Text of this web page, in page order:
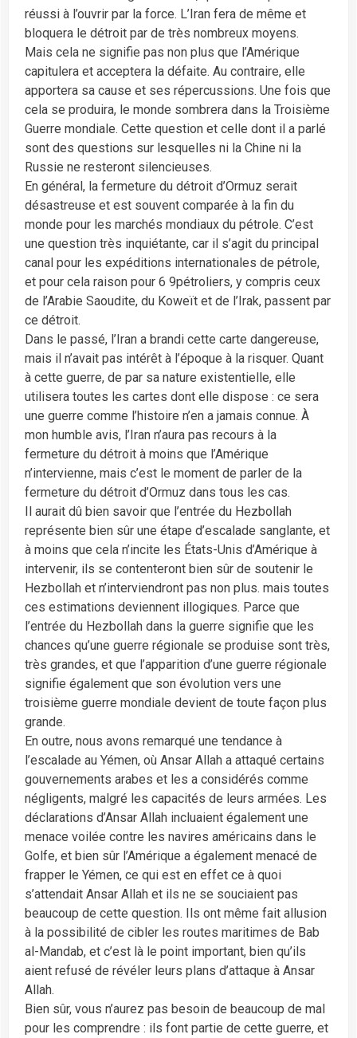
réussi à l’ouvrir par la force. L’Iran fera de même et
bloquera le détroit par de très nombreux moyens.
Mais cela ne signifie pas non plus que l’Amérique
capitulera et acceptera la défaite. Au contraire, elle
apportera sa cause et ses répercussions. Une fois que
cela se produira, le monde sombrera dans la Troisième
Guerre mondiale. Cette question et celle dont il a parlé
sont des questions sur lesquelles ni la Chine ni la
Russie ne resteront silencieuses.
En général, la fermeture du détroit d’Ormuz serait
désastreuse et est souvent comparée à la fin du
monde pour les marchés mondiaux du pétrole. C’est
une question très inquiétante, car il s’agit du principal
canal pour les expéditions internationales de pétrole,
et pour cela raison pour 6 9pétroliers, y compris ceux
de l’Arabie Saoudite, du Koweït et de l’Irak, passent par
ce détroit.
Dans le passé, l’Iran a brandi cette carte dangereuse,
mais il n’avait pas intérêt à l’époque à la risquer. Quant
à cette guerre, de par sa nature existentielle, elle
utilisera toutes les cartes dont elle dispose : ce sera
une guerre comme l’histoire n’en a jamais connue. À
mon humble avis, l’Iran n’aura pas recours à la
fermeture du détroit à moins que l’Amérique
n’intervienne, mais c’est le moment de parler de la
fermeture du détroit d’Ormuz dans tous les cas.
Il aurait dû bien savoir que l’entrée du Hezbollah
représente bien sûr une étape d’escalade sanglante, et
à moins que cela n’incite les États-Unis d’Amérique à
intervenir, ils se contenteront bien sûr de soutenir le
Hezbollah et n’interviendront pas non plus. mais toutes
ces estimations deviennent illogiques. Parce que
l’entrée du Hezbollah dans la guerre signifie que les
chances qu’une guerre régionale se produise sont très,
très grandes, et que l’apparition d’une guerre régionale
signifie également que son évolution vers une
troisième guerre mondiale devient de toute façon plus
grande.
En outre, nous avons remarqué une tendance à
l’escalade au Yémen, où Ansar Allah a attaqué certains
gouvernements arabes et les a considérés comme
négligents, malgré les capacités de leurs armées. Les
déclarations d’Ansar Allah incluaient également une
menace voilée contre les navires américains dans le
Golfe, et bien sûr l’Amérique a également menacé de
frapper le Yémen, ce qui est en effet ce à quoi
s’attendait Ansar Allah et ils ne se souciaient pas
beaucoup de cette question. Ils ont même fait allusion
à la possibilité de cibler les routes maritimes de Bab
al-Mandab, et c’est là le point important, bien qu’ils
aient refusé de révéler leurs plans d’attaque à Ansar
Allah.
Bien sûr, vous n’aurez pas besoin de beaucoup de mal
pour les comprendre : ils font partie de cette guerre, et